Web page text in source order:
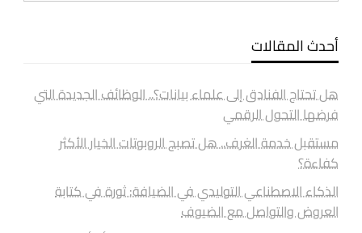
أحدث المقالات
هل تحتاج الفنادق إلى علماء بيانات؟.. الوظائف الجديدة التي
فرضها التحول الرقمي
مستقبل خدمة الغرف.. هل تصبح الروبوتات الخيار الأكثر
كفاءة؟
الذكاء الاصطناعي التوليدي في الضيافة: ثورة في كتابة
العروض والتواصل مع الضيوف